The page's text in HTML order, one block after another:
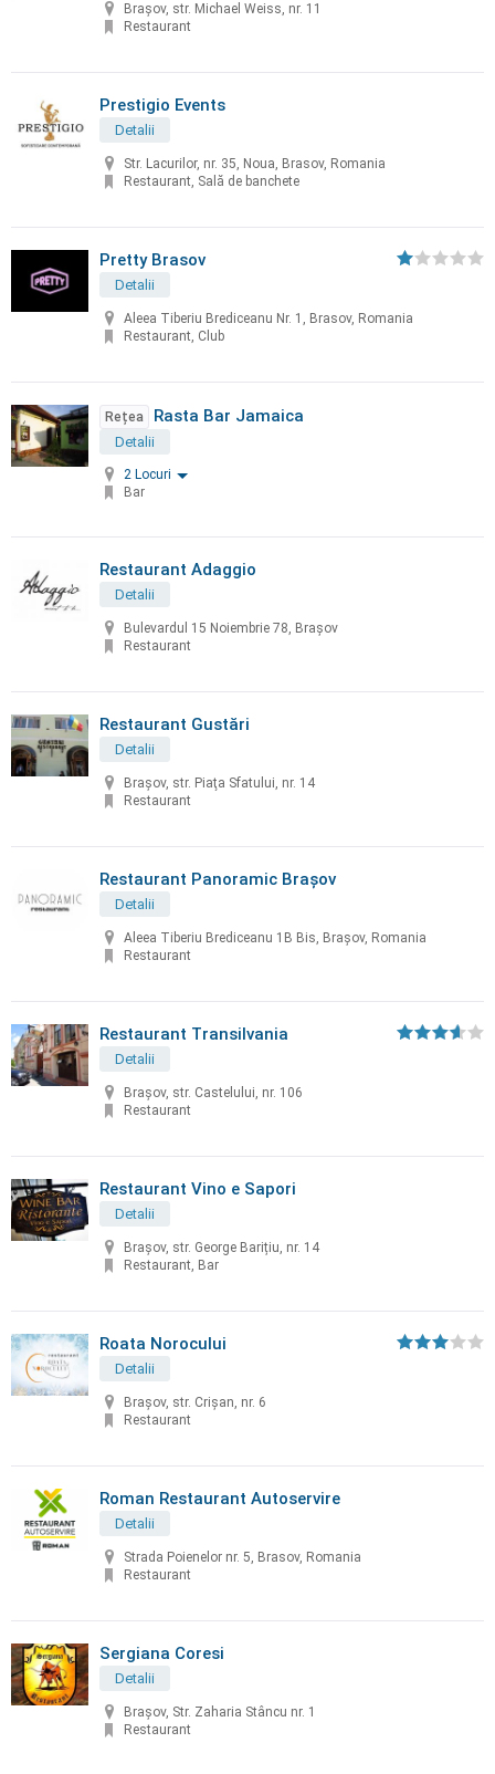
Brașov, str. Michael Weiss, nr. 11
Restaurant
Prestigio Events
Detalii
Str. Lacurilor, nr. 35, Noua, Brasov, Romania
Restaurant, Sală de banchete
Pretty Brasov
Detalii
Aleea Tiberiu Brediceanu Nr. 1, Brasov, Romania
Restaurant, Club
Rețea Rasta Bar Jamaica
Detalii
2 Locuri
Bar
Restaurant Adaggio
Detalii
Bulevardul 15 Noiembrie 78, Brașov
Restaurant
Restaurant Gustări
Detalii
Braşov, str. Piaţa Sfatului, nr. 14
Restaurant
Restaurant Panoramic Brașov
Detalii
Aleea Tiberiu Brediceanu 1B Bis, Brașov, Romania
Restaurant
Restaurant Transilvania
Detalii
Brașov, str. Castelului, nr. 106
Restaurant
Restaurant Vino e Sapori
Detalii
Brașov, str. George Barițiu, nr. 14
Restaurant, Bar
Roata Norocului
Detalii
Brașov, str. Crișan, nr. 6
Restaurant
Roman Restaurant Autoservire
Detalii
Strada Poienelor nr. 5, Brasov, Romania
Restaurant
Sergiana Coresi
Detalii
Brașov, Str. Zaharia Stâncu nr. 1
Restaurant